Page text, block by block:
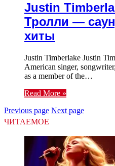
Justin
Тролли —
хиты
Justin Timberlake Justin
American singer,
as a member of the…
Read More »
Previous page Next page
ЧИТАЕМОЕ